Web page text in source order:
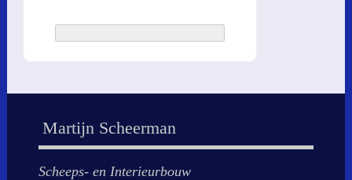
Martijn Scheerman
Scheeps- en Interieurbouw